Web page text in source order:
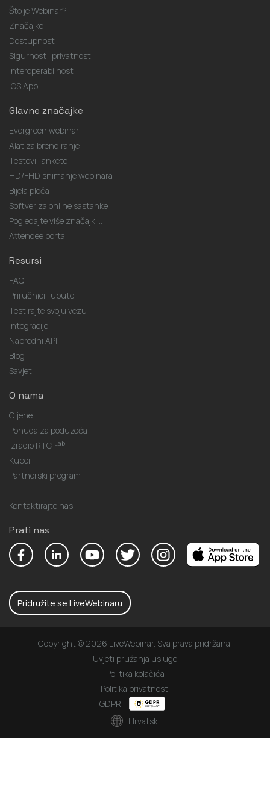
Što je Webinar?
Značajke
Dostupnost
Sigurnost i privatnost
Interoperabilnost
iOS App
Glavne značajke
Evergreen webinari
Alat za brendiranje
Testovi i ankete
HD/FHD snimanje webinara
Bijela ploča
Softver za online sastanke
Pogledajte više značajki...
Attendee portal
Resursi
FAQ
Priručnici i upute
Testirajte svoju vezu
Integracije
Napredni API
Blog
Savjeti
O nama
Cijene
Ponuda za poduzeća
Izradio RTC Lab
Kupci
Partnerski program
Kontaktirajte nas
Prati nas
Pridružite se LiveWebinaru
Copyright © 2026 LiveWebinar. Sva prava pridržana.
Uvjeti pružanja usluge
Politika kolačića
Politika privatnosti
GDPR
Hrvatski